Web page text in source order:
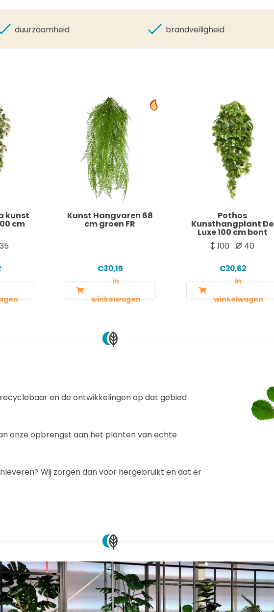
duurzaamheid brandveiligheid
kunst
cm
Kunst Hangvaren 68
cm groen FR
€30,15
in
winkelwagen
Pothos
Kunsthangplant De
Luxe 100 cm bont
100
40
€20,62
in
winkelwagen
en de ontwikkelingen op dat gebied
onze opbrengst aan het planten van echte
Wij zorgen dan voor hergebruikt en dat er